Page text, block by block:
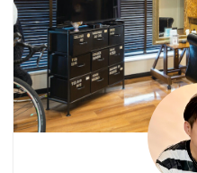
ディション（質感）を向
上させるトリートメント
です。 髪 ...
という今日この頃です。
特に神話の時代、縄文よ
りも前の時代が興味深い
ですね。 日本には、街を
歩けば神社が至る所に存
在し、当たり前のように
見て過ごしてきた子供時
代からの記憶。 しかしな